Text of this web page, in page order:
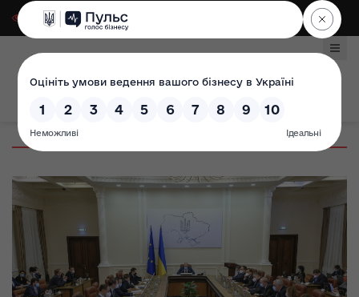
Для слабозорих|